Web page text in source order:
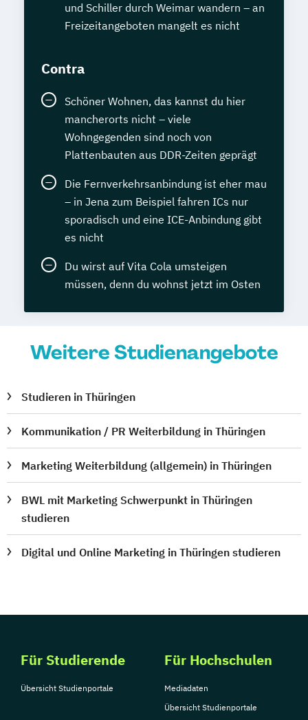
und Schiller durch Weimar wandern – an
Freizeitangeboten mangelt es nicht
Contra
Schöner Wohnen, das kannst du hier
mancherorts nicht – viele
Wohngegenden sind noch von
Plattenbauten aus DDR-Zeiten geprägt
Die Fernverkehrsanbindung ist eher mau
– in Jena zum Beispiel fahren ICs nur
sporadisch und eine ICE-Anbindung gibt
es nicht
Du wirst auf Vita Cola umsteigen
müssen, denn du wohnst jetzt im Osten
Weitere Studienangebote
Studieren in Thüringen
Kommunikation / PR Weiterbildung in Thüringen
Marketing Weiterbildung (allgemein) in Thüringen
BWL mit Marketing Schwerpunkt in Thüringen
studieren
Digital und Online Marketing in Thüringen studieren
Für Studierende
Übersicht Studienportale
Für Hochschulen
Mediadaten
Übersicht Studienportale